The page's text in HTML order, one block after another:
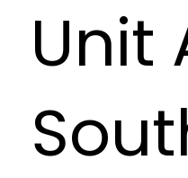
Unit